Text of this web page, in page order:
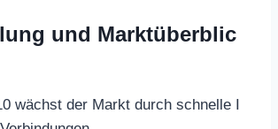
und Marktüberblic
wächst der Markt durch schnelle I